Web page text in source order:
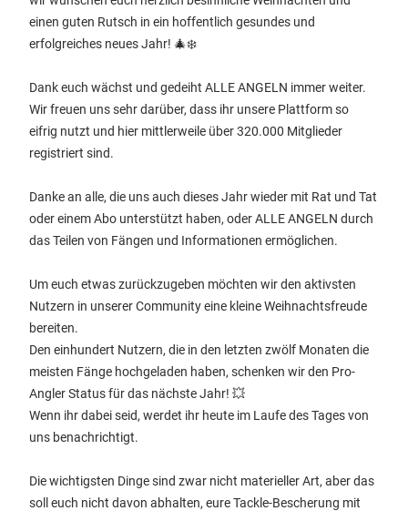
einen guten Rutsch in ein hoffentlich gesundes und
erfolgreiches neues Jahr! 🎄❄️
Dank euch wächst und gedeiht ALLE ANGELN immer weiter.
Wir freuen uns sehr darüber, dass ihr unsere Plattform so
eifrig nutzt und hier mittlerweile über 320.000 Mitglieder
registriert sind.
Danke an alle, die uns auch dieses Jahr wieder mit Rat und Tat
oder einem Abo unterstützt haben, oder ALLE ANGELN durch
das Teilen von Fängen und Informationen ermöglichen.
Um euch etwas zurückzugeben möchten wir den aktivsten
Nutzern in unserer Community eine kleine Weihnachtsfreude
bereiten.
Den einhundert Nutzern, die in den letzten zwölf Monaten die
meisten Fänge hochgeladen haben, schenken wir den Pro-
Angler Status für das nächste Jahr! 💥
Wenn ihr dabei seid, werdet ihr heute im Laufe des Tages von
uns benachrichtigt.
Die wichtigsten Dinge sind zwar nicht materieller Art, aber das
soll euch nicht davon abhalten, eure Tackle-Bescherung mit